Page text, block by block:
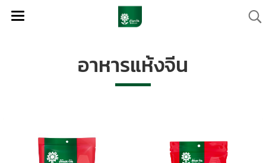
อาหารแห้งจีน